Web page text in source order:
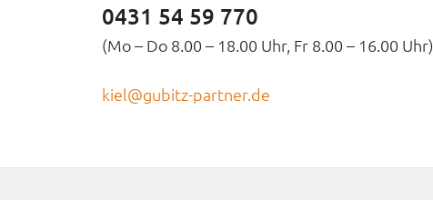
0431 54 59 770
(Mo – Do 8.00 – 18.00 Uhr, Fr 8.00 – 16.00 Uhr)
kiel@gubitz-partner.de